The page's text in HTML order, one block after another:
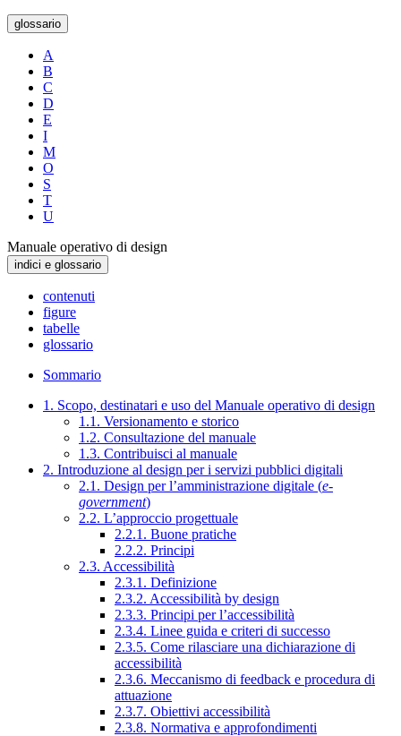
glossario
A
B
C
D
E
I
M
O
S
T
U
Manuale operativo di design
indici e glossario
contenuti
figure
tabelle
glossario
Sommario
1. Scopo, destinatari e uso del Manuale operativo di design
1.1. Versionamento e storico
1.2. Consultazione del manuale
1.3. Contribuisci al manuale
2. Introduzione al design per i servizi pubblici digitali
2.1. Design per l’amministrazione digitale (e-
government)
2.2. L’approccio progettuale
2.2.1. Buone pratiche
2.2.2. Principi
2.3. Accessibilità
2.3.1. Definizione
2.3.2. Accessibilità by design
2.3.3. Principi per l’accessibilità
2.3.4. Linee guida e criteri di successo
2.3.5. Come rilasciare una dichiarazione di
accessibilità
2.3.6. Meccanismo di feedback e procedura di
attuazione
2.3.7. Obiettivi accessibilità
2.3.8. Normativa e approfondimenti